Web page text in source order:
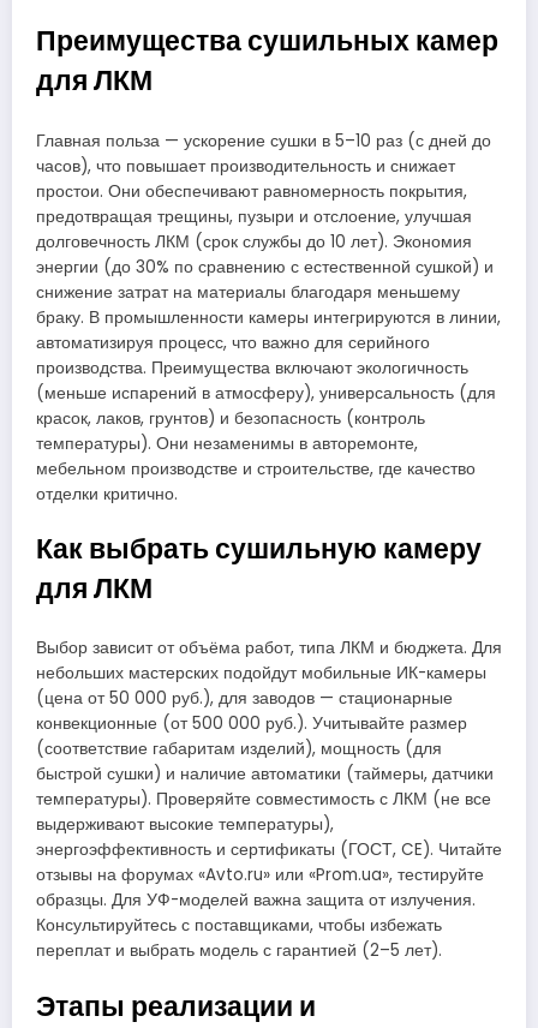
Преимущества сушильных камер
для ЛКМ
Главная польза — ускорение сушки в 5–10 раз (с дней до
часов), что повышает производительность и снижает
простои. Они обеспечивают равномерность покрытия,
предотвращая трещины, пузыри и отслоение, улучшая
долговечность ЛКМ (срок службы до 10 лет). Экономия
энергии (до 30% по сравнению с естественной сушкой) и
снижение затрат на материалы благодаря меньшему
браку. В промышленности камеры интегрируются в линии,
автоматизируя процесс, что важно для серийного
производства. Преимущества включают экологичность
(меньше испарений в атмосферу), универсальность (для
красок, лаков, грунтов) и безопасность (контроль
температуры). Они незаменимы в авторемонте,
мебельном производстве и строительстве, где качество
отделки критично.
Как выбрать сушильную камеру
для ЛКМ
Выбор зависит от объёма работ, типа ЛКМ и бюджета. Для
небольших мастерских подойдут мобильные ИК-камеры
(цена от 50 000 руб.), для заводов — стационарные
конвекционные (от 500 000 руб.). Учитывайте размер
(соответствие габаритам изделий), мощность (для
быстрой сушки) и наличие автоматики (таймеры, датчики
температуры). Проверяйте совместимость с ЛКМ (не все
выдерживают высокие температуры),
энергоэффективность и сертификаты (ГОСТ, CE). Читайте
отзывы на форумах «Avto.ru» или «Prom.ua», тестируйте
образцы. Для УФ-моделей важна защита от излучения.
Консультируйтесь с поставщиками, чтобы избежать
переплат и выбрать модель с гарантией (2–5 лет).
Этапы реализации и